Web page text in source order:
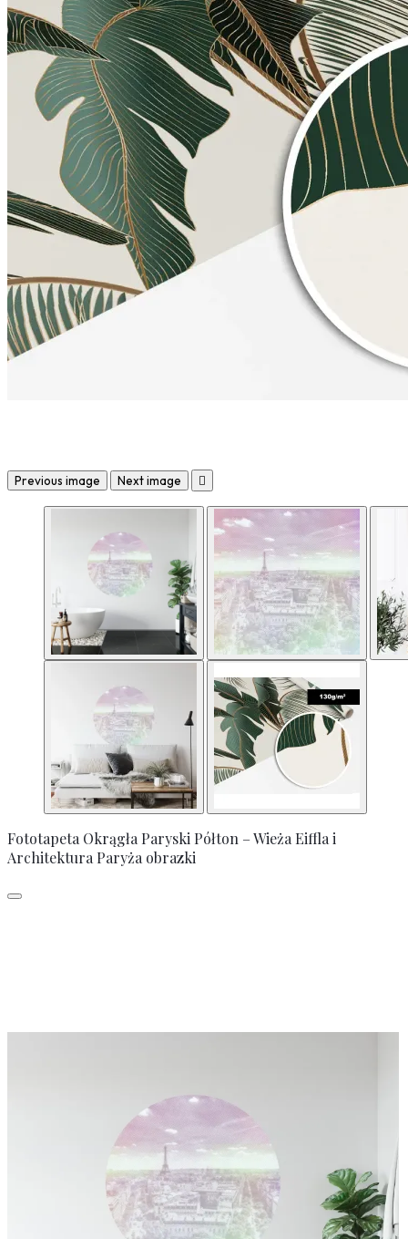
Previous image Next image 
Fototapeta Okrągła Paryski Półton – Wieża Eiffla i
Architektura Paryża obrazki